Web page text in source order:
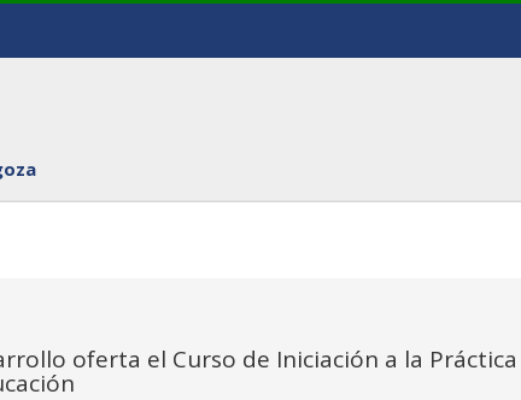
oferta el Curso de Iniciación a la Práctica